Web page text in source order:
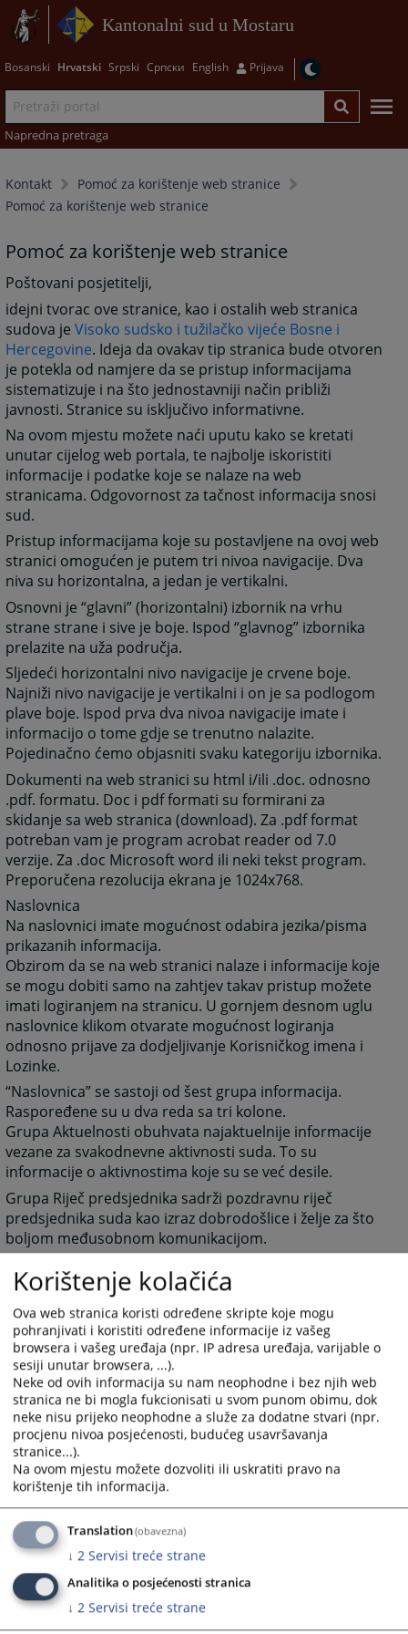
Kantonalni sud u Mostaru
Bosanski Hrvatski Srpski Српски English Prijava
Napredna pretraga
Kontakt
Pomoć za korištenje web stranice
Pomoć za korištenje web stranice
Pomoć za korištenje web stranice
Poštovani posjetitelji,
idejni tvorac ove stranice, kao i ostalih web stranica
sudova jeVisoko sudsko i tužilačko vijeće Bosne i
Hercegovine. Ideja da ovakav tip stranica bude otvoren
je potekla od namjere da se pristup informacijama
sistematizuje i na što jednostavniji način približi
javnosti. Stranice su isključivo informativne.
Na ovom mjestu možete naći uputu kako se kretati
unutar cijelog web portala, te najbolje iskoristiti
informacije i podatke koje se nalaze na web
stranicama. Odgovornost za tačnost informacija snosi
sud.
Pristup informacijama koje su postavljene na ovoj web
stranici omogućen je putem tri nivoa navigacije. Dva
niva su horizontalna, a jedan je vertikalni.
Osnovni je “glavni” (horizontalni) izbornik na vrhu
strane strane i sive je boje. Ispod “glavnog” izbornika
prelazite na uža područja.
Sljedeći horizontalni nivo navigacije je crvene boje.
Najniži nivo navigacije je vertikalni i on je sa podlogom
plave boje. Ispod prva dva nivoa navigacije imate i
informacijo o tome gdje se trenutno nalazite.
Pojedinačno ćemo objasniti svaku kategoriju izbornika.
Dokumenti na web stranici su html i/ili .doc. odnosno
.pdf. formatu. Doc i pdf formati su formirani za
skidanje sa web stranica (download). Za .pdf format
potreban vam je program acrobat reader od 7.0
verzije. Za .doc Microsoft word ili neki tekst program.
Preporučena rezolucija ekrana je 1024x768.
Naslovnica
Na naslovnici imate mogućnost odabira jezika/pisma
prikazanih informacija.
Obzirom da se na web stranici nalaze i informacije koje
se mogu dobiti samo na zahtjev takav pristup možete
imati logiranjem na stranicu. U gornjem desnom uglu
naslovnice klikom otvarate mogućnost logiranja
odnosno prijave za dodjeljivanje Korisničkog imena i
Lozinke.
“Naslovnica” se sastoji od šest grupa informacija.
Raspoređene su u dva reda sa tri kolone.
Grupa Aktuelnosti obuhvata najaktuelnije informacije
vezane za svakodnevne aktivnosti suda. To su
informacije o aktivnostima koje su se već desile.
Grupa Riječ predsjednika sadrži pozdravnu riječ
predsjednika suda kao izraz dobrodošlice i želje za što
boljom međusobnom komunikacijom.
događanja važnih za sud sa datumom događanja.
Grupa često postavljana pitanja prikazuje pitanja i
odgovore koji su najčešće postavljana sudu, a vezana
su za rad suda ili druge aktivnosti vezane za sam sud.
Grupa Raspored suđenja prikazuje detaljne informacije
o suđenjima u sudu za određeni vremenski period.
Grupa Vijesti iz pravosuđa obuhvata informacije koje
su vezane za pravosuđe BiH u cjelini.
Unutar svih grupa starije novosti i informacije osim
onih koje su na naslovnici nisu zbrisane. Klikom na riječ
informacija.
Rad suda
Klikom na Rad suda otvoriti će vam se web stranicama
sa svim novostima (arhivom) koje su vezane za rad
suda.
Korištenje kolačića
Ova web stranica koristi određene skripte koje mogu
pohranjivati i koristiti određene informacije iz vašeg
browsera i vašeg uređaja (npr. IP adresa uređaja, varijable o
sesiji unutar browsera, ...).
Neke od ovih informacija su nam neophodne i bez njih web
stranica ne bi mogla fukcionisati u svom punom obimu, dok
neke nisu prijeko neophodne a služe za dodatne stvari (npr.
procjenu nivoa posjećenosti, budućeg usavršavanja
stranice...).
Na ovom mjestu možete dozvoliti ili uskratiti pravo na
korištenje tih informacija.
Translation(obavezna)
↓ 2 Servisi treće strane
Analitika o posjećenosti stranica
↓ 2 Servisi treće strane